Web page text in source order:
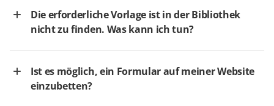
Die erforderliche Vorlage ist in der Bibliothek
nicht zu finden. Was kann ich tun?
Ist es möglich, ein Formular auf meiner Website
einzubetten?